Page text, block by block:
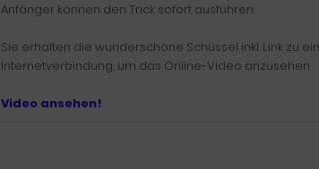
Anfänger können den Trick sofort ausführen.
Sie erhalten die wunderschöne Schüssel inkl. Link zu
Internetverbindung, um das Online-Video anzusehen.
Video ansehen!